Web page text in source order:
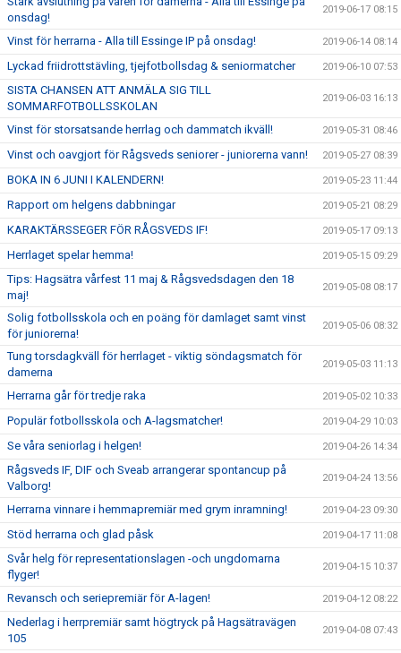
onsdag!
2019-06-17 08:15
Vinst för herrarna - Alla till Essinge IP på onsdag! 2019-06-14 08:14
Lyckad friidrottstävling, tjejfotbollsdag & seniormatcher 2019-06-10 07:53
SISTA CHANSEN ATT ANMÄLA SIG TILL
SOMMARFOTBOLLSSKOLAN
2019-06-03 16:13
Vinst för storsatsande herrlag och dammatch ikväll! 2019-05-31 08:46
Vinst och oavgjort för Rågsveds seniorer - juniorerna vann! 2019-05-27 08:39
BOKA IN 6 JUNI I KALENDERN! 2019-05-23 11:44
Rapport om helgens dabbningar 2019-05-21 08:29
KARAKTÄRSSEGER FÖR RÅGSVEDS IF! 2019-05-17 09:13
Herrlaget spelar hemma! 2019-05-15 09:29
Tips: Hagsätra vårfest 11 maj & Rågsvedsdagen den 18
maj!
2019-05-08 08:17
Solig fotbollsskola och en poäng för damlaget samt vinst
för juniorerna!
2019-05-06 08:32
Tung torsdagkväll för herrlaget - viktig söndagsmatch för
damerna
2019-05-03 11:13
Herrarna går för tredje raka 2019-05-02 10:33
Populär fotbollsskola och A-lagsmatcher! 2019-04-29 10:03
Se våra seniorlag i helgen! 2019-04-26 14:34
Rågsveds IF, DIF och Sveab arrangerar spontancup på
Valborg!
2019-04-24 13:56
Herrarna vinnare i hemmapremiär med grym inramning! 2019-04-23 09:30
Stöd herrarna och glad påsk 2019-04-17 11:08
Svår helg för representationslagen -och ungdomarna
flyger!
2019-04-15 10:37
Revansch och seriepremiär för A-lagen! 2019-04-12 08:22
Nederlag i herrpremiär samt högtryck på Hagsätravägen
105
2019-04-08 07:43